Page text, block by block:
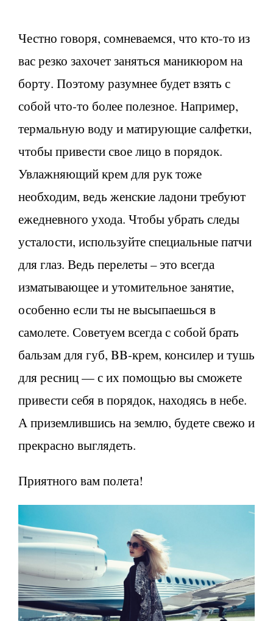
Честно говоря, сомневаемся, что кто-то из
вас резко захочет заняться маникюром на
борту. Поэтому разумнее будет взять с
собой что-то более полезное. Например,
термальную воду и матирующие салфетки,
чтобы привести свое лицо в порядок.
Увлажняющий крем для рук тоже
необходим, ведь женские ладони требуют
ежедневного ухода. Чтобы убрать следы
усталости, используйте специальные патчи
для глаз. Ведь перелеты – это всегда
изматывающее и утомительное занятие,
особенно если ты не высыпаешься в
самолете. Советуем всегда с собой брать
бальзам для губ, BB-крем, консилер и тушь
для ресниц — с их помощью вы сможете
привести себя в порядок, находясь в небе.
А приземлившись на землю, будете свежо и
прекрасно выглядеть.
Приятного вам полета!